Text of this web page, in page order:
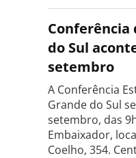
do
será
dia
18
de
Conferência
do Sul
setembro
A Conferência
Grande do Sul
setembro, das
Embaixador,
Coelho, 354.